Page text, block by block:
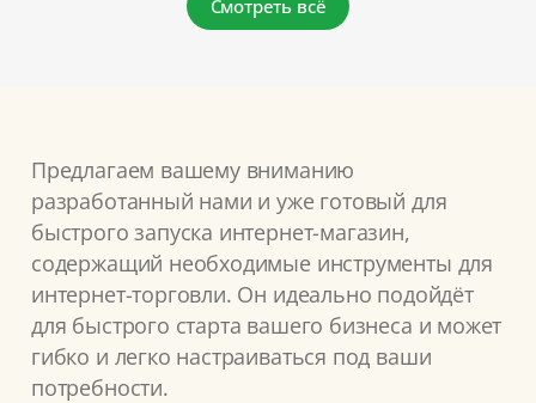
Смотреть всё
Предлагаем вашему вниманию
разработанный нами и уже готовый для
быстрого запуска интернет-магазин,
содержащий необходимые инструменты для
интернет-торговли. Он идеально подойдёт
для быстрого старта вашего бизнеса и может
гибко и легко настраиваться под ваши
потребности.